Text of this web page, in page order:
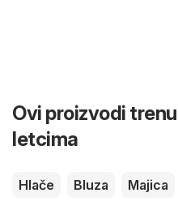
Ovi proizvodi
letcima
Hlače Bluza Majica